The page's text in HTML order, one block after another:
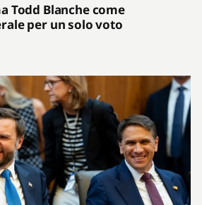
Todd Blanche come
per un solo voto